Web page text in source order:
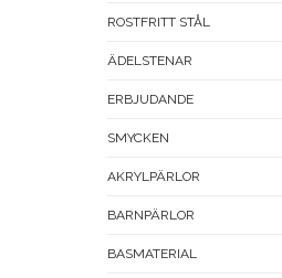
ROSTFRITT STÅL
ÄDELSTENAR
ERBJUDANDE
SMYCKEN
AKRYLPÄRLOR
BARNPÄRLOR
BASMATERIAL